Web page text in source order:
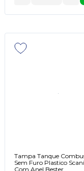
Tampa Tanque
Sem Furo Plastico
Com Anel Bester